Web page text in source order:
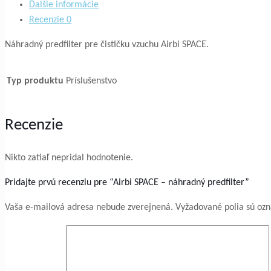
predfilterĎalšie informácie
Recenzie 0
Náhradný predfilter pre čističku vzuchu Airbi SPACE.
Typ produktu Príslušenstvo
Recenzie
Nikto zatiaľ nepridal hodnotenie.
Pridajte prvú recenziu pre “Airbi SPACE – náhradný predfilter”
Vaša e-mailová adresa nebude zverejnená. Vyžadované polia sú